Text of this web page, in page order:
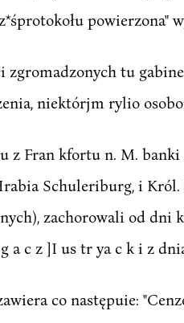
powierzona"
zgromadzonych tu
niektórjm rylio
z Fran kfortu n. M. banki
Schuleriburg, i
zachorowali od dni
a c z ]I us tr ya c k i z
co następuie: